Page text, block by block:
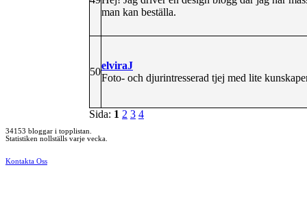
man kan beställa.
50
elviraJ
Foto- och djurintresserad tjej med lite
Sida: 1 2 3 4
34153 bloggar i topplistan.
Statistiken nollställs varje vecka.
Kontakta Oss